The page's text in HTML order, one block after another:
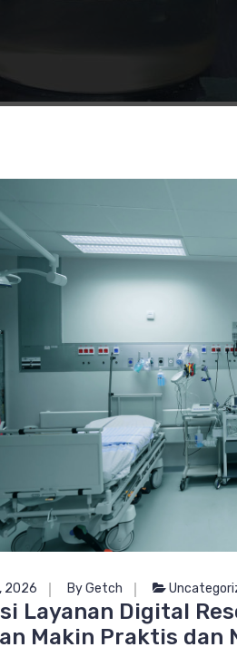
2026 By Getch
Layanan Digital
Makin Praktis dan